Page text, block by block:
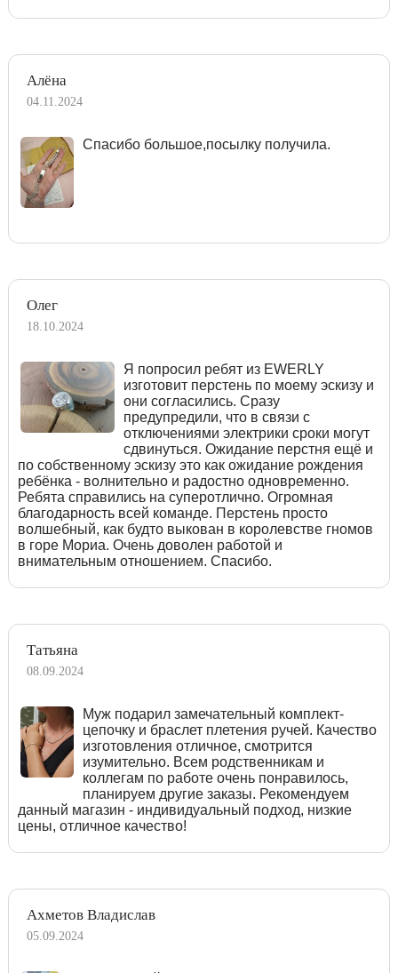
Алёна
04.11.2024
Спасибо большое,посылку получила.
Олег
18.10.2024
Я попросил ребят из EWERLY
изготовит перстень по моему эскизу и
они согласились. Сразу
предупредили, что в связи с
отключениями электрики сроки могут
сдвинуться. Ожидание перстня ещё и
по собственному эскизу это как ожидание рождения
ребёнка - волнительно и радостно одновременно.
Ребята справились на суперотлично. Огромная
благодарность всей команде. Перстень просто
волшебный, как будто выкован в королевстве гномов
в горе Мориа. Очень доволен работой и
внимательным отношением. Спасибо.
Татьяна
08.09.2024
Муж подарил замечательный комплект-
цепочку и браслет плетения ручей. Качество
изготовления отличное, смотрится
изумительно. Всем родственникам и
коллегам по работе очень понравилось,
планируем другие заказы. Рекомендуем
данный магазин - индивидуальный подход, низкие
цены, отличное качество!
Ахметов Владислав
05.09.2024